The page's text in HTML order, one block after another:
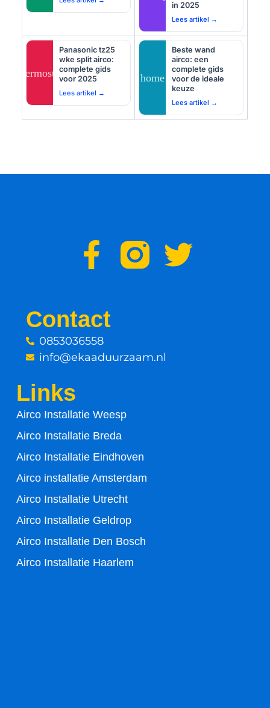
in 2025
Lees artikel →
thermostat
Panasonic tz25
wke split airco:
complete gids
voor 2025
Lees artikel →
home
Beste wand
airco: een
complete gids
voor de ideale
keuze
Lees artikel →
F
c
e
b
o
k
-
f
T
Contact
0853036558
info@ekaaduurzaam.nl
Links
Airco Installatie Weesp
Airco Installatie Breda
Airco Installatie Eindhoven
Airco installatie Amsterdam
Airco Installatie Utrecht
Airco Installatie Geldrop
Airco Installatie Den Bosch
Airco Installatie Haarlem